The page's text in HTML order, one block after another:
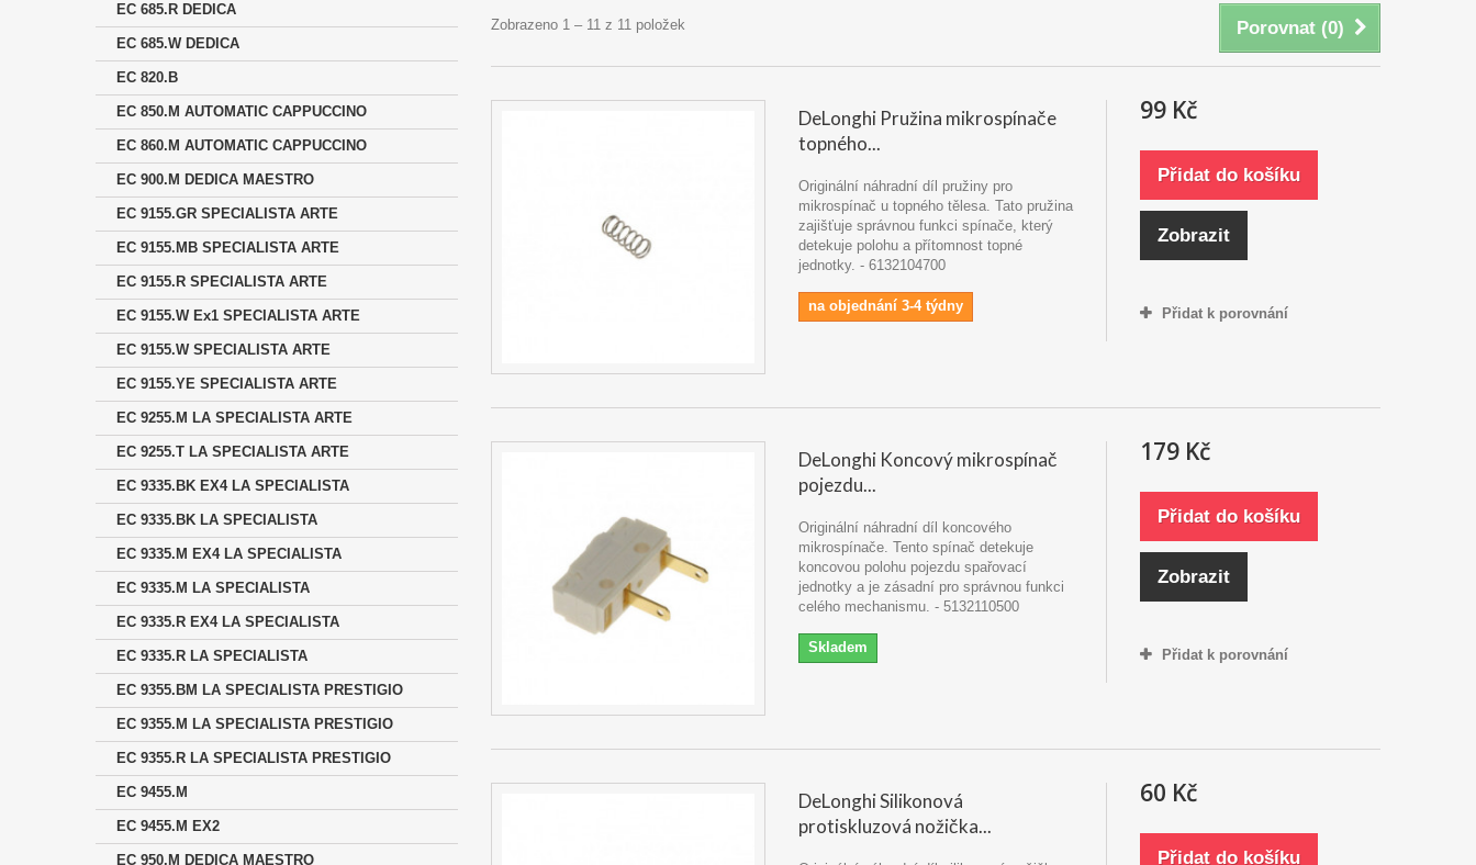
EC 685.R DEDICA
EC 685.W DEDICA
EC 820.B
EC 850.M AUTOMATIC CAPPUCCINO
EC 860.M AUTOMATIC CAPPUCCINO
EC 900.M DEDICA MAESTRO
EC 9155.GR SPECIALISTA ARTE
EC 9155.MB SPECIALISTA ARTE
EC 9155.R SPECIALISTA ARTE
EC 9155.W Ex1 SPECIALISTA ARTE
EC 9155.W SPECIALISTA ARTE
EC 9155.YE SPECIALISTA ARTE
EC 9255.M LA SPECIALISTA ARTE
EC 9255.T LA SPECIALISTA ARTE
EC 9335.BK EX4 LA SPECIALISTA
EC 9335.BK LA SPECIALISTA
EC 9335.M EX4 LA SPECIALISTA
EC 9335.M LA SPECIALISTA
EC 9335.R EX4 LA SPECIALISTA
EC 9335.R LA SPECIALISTA
EC 9355.BM LA SPECIALISTA PRESTIGIO
EC 9355.M LA SPECIALISTA PRESTIGIO
EC 9355.R LA SPECIALISTA PRESTIGIO
EC 9455.M
EC 9455.M EX2
EC 950.M DEDICA MAESTRO
Porovnat (0)
Zobrazeno 1 – 11 z 11 položek
DeLonghi Pružina mikrospínače
topného...
Originální náhradní díl pružiny pro
mikrospínač u topného tělesa. Tato pružina
zajišťuje správnou funkci spínače, který
detekuje polohu a přítomnost topné
jednotky. - 6132104700
na objednání 3-4 týdny
99 Kč
Přidat do košíku
Zobrazit
Přidat k porovnání
DeLonghi Koncový mikrospínač
pojezdu...
Originální náhradní díl koncového
mikrospínače. Tento spínač detekuje
koncovou polohu pojezdu spařovací
jednotky a je zásadní pro správnou funkci
celého mechanismu. - 5132110500
Skladem
179 Kč
Přidat do košíku
Zobrazit
Přidat k porovnání
DeLonghi Silikonová
protiskluzová nožička...
60 Kč
Přidat do košíku